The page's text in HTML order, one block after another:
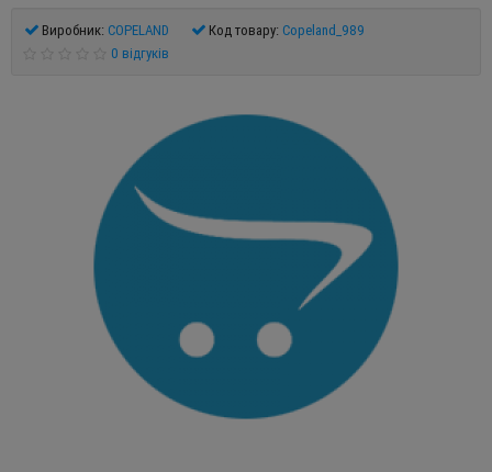
Виробник: COPELAND Код товару: Copeland_989
0 відгуків